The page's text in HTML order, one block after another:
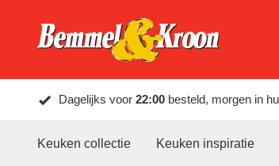
Dagelijks voor 22:00 besteld, morgen in
Keuken collectie Keuken inspiratie